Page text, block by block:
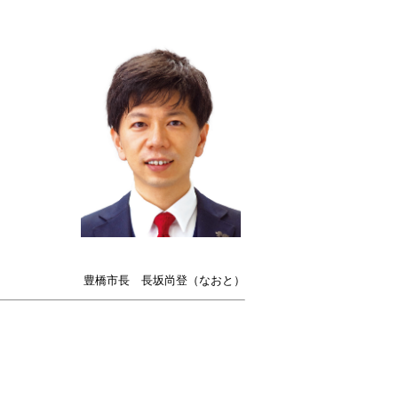
豊橋市長 長坂尚登（なおと）